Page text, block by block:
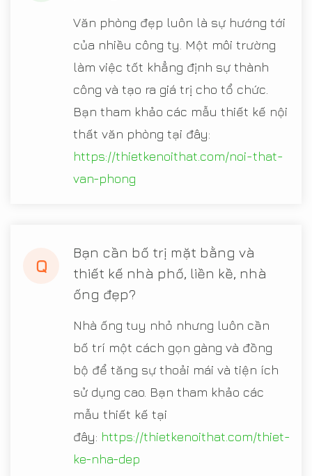
Văn phòng đẹp luôn là sự hướng tới
của nhiều công ty. Một môi trường
làm việc tốt khẳng định sự thành
công và tạo ra giá trị cho tổ chức.
Bạn tham khảo các mẫu thiết kế nội
thất văn phòng tại đây:
https://thietkenoithat.com/noi-that-
van-phong
Q
Bạn cần bố trị mặt bằng và
thiết kế nhà phố, liền kề, nhà
ống đẹp?
Nhà ống tuy nhỏ nhưng luôn cần
bố trí một cách gọn gàng và đồng
bộ để tăng sự thoải mái và tiện ích
sử dụng cao. Bạn tham khảo các
mẫu thiết kế tại
đây: https://thietkenoithat.com/thiet-
ke-nha-dep